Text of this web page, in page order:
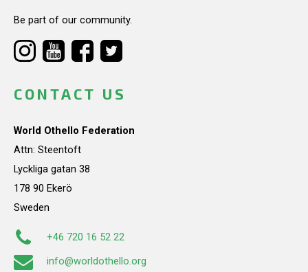
Be part of our community.
CONTACT US
World Othello Federation
Attn: Steentoft
Lyckliga gatan 38
178 90 Ekerö
Sweden
+46 720 16 52 22
info@worldothello.org